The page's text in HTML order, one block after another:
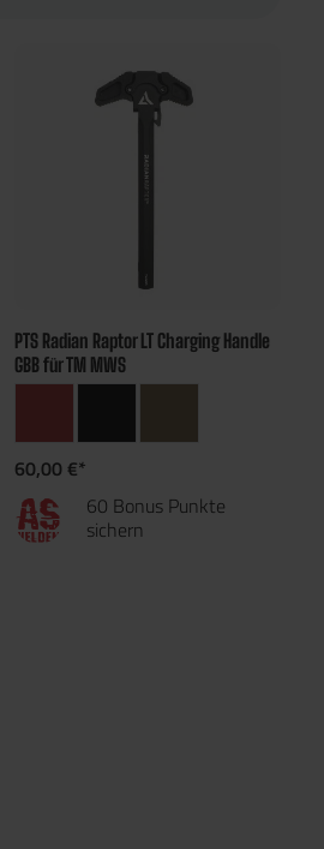
PTS Radian Raptor LT Charging Handle
GBB für TM MWS
60,00 €*
60 Bonus Punkte
sichern